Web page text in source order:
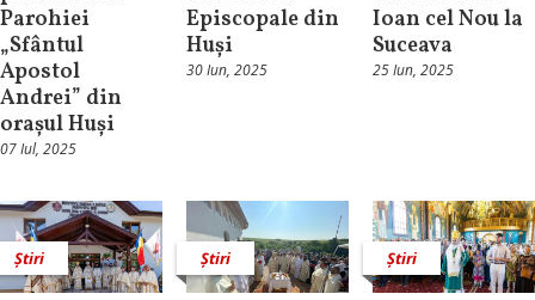
Parohiei
„Sfântul
Apostol
Andrei” din
orașul Huși
07 Iul, 2025
Episcopale din
Huși
30 Iun, 2025
Ioan cel Nou la
Suceava
25 Iun, 2025
Știri Știri Știri